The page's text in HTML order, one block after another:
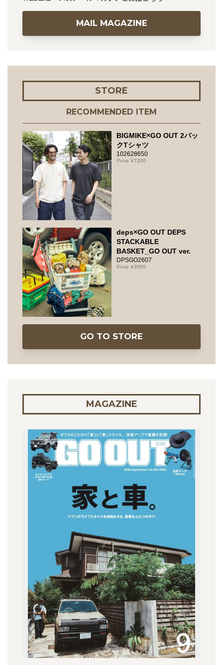
MAIL MAGAZINE
STORE
RECOMMENDED ITEM
BIGMIKE×GO OUT 2パッ
クTシャツ
102628650
7200
deps×GO OUT DEPS
STACKABLE
BASKET_GO OUT ver.
DPSGO2607
3950
GO TO STORE
MAGAZINE